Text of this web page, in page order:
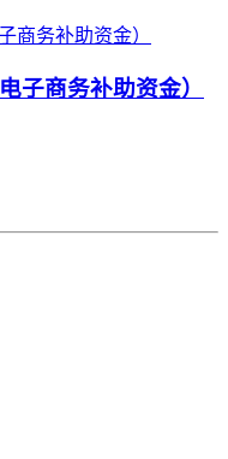
子商务补助资金）